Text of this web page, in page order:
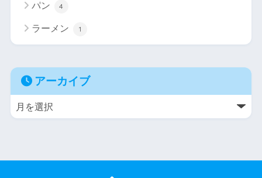
パン 4
ラーメン 1
アーカイブ